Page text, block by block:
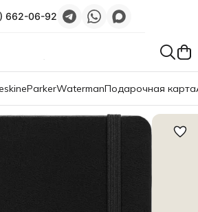
662-06-92
ParkerWatermanПодарочная карта